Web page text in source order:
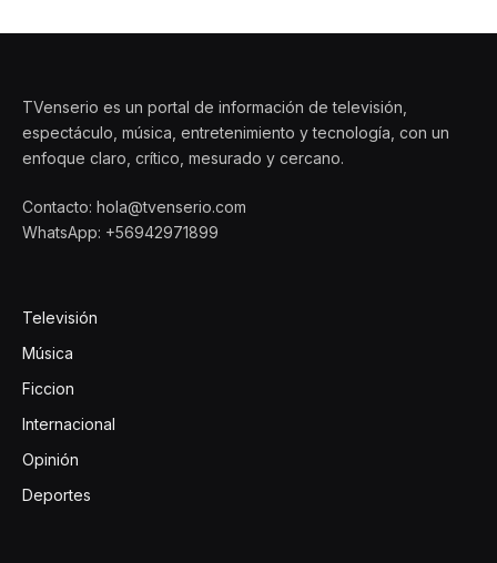
TVenserio es un portal de información de televisión,
espectáculo, música, entretenimiento y tecnología, con un
enfoque claro, crítico, mesurado y cercano.
Contacto: hola@tvenserio.com
WhatsApp: +56942971899
Televisión
Música
Ficcion
Internacional
Opinión
Deportes